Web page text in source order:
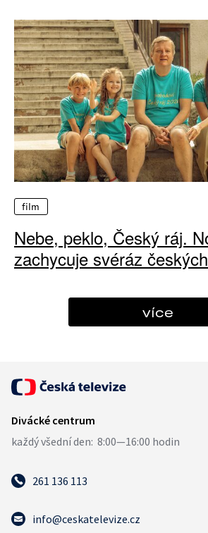
film
Nebe, peklo, Český ráj.
zachycuje svéráz
více
261 136 113
info@ceskatelevize.cz